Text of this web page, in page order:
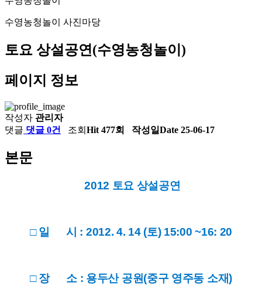
수영농청놀이 사진마당
토요 상설공연(수영농청놀이)
페이지 정보
작성자 관리자
댓글 댓글 0건 조회 Hit 477회 작성일Date 25-06-17
본문
2012 토요 상설공연
□ 일 시 : 2012. 4. 14 (토) 15:00 ~16: 20
□ 장 소 : 용두산 공원(중구 영주동 소재)